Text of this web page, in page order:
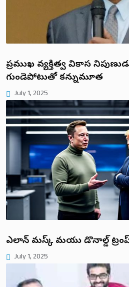
ప్రముఖ వ్యక్తిత్వ వికాస
గుండెపోటుతో కన్నుమూత
July 1, 2025
ఎలాన్ మస్క్ మరియు డొనాల్డ్
July 1, 2025